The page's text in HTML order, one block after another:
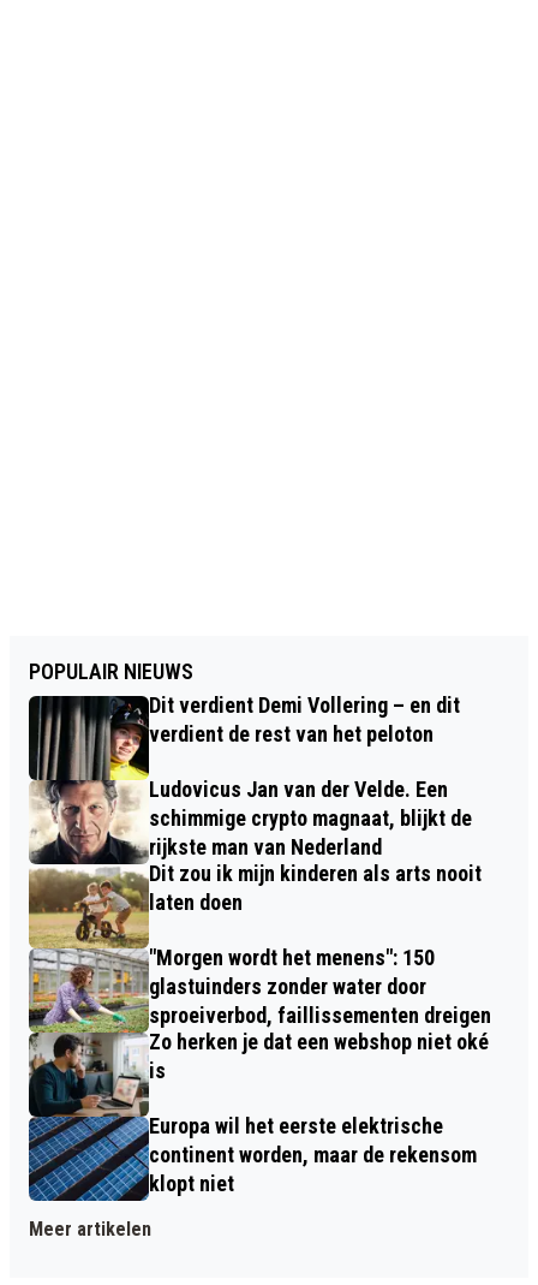
POPULAIR NIEUWS
Dit verdient Demi Vollering – en dit
verdient de rest van het peloton
Ludovicus Jan van der Velde. Een
schimmige crypto magnaat, blijkt de
rijkste man van Nederland
Dit zou ik mijn kinderen als arts nooit
laten doen
"Morgen wordt het menens": 150
glastuinders zonder water door
sproeiverbod, faillissementen dreigen
Zo herken je dat een webshop niet oké
is
Europa wil het eerste elektrische
continent worden, maar de rekensom
klopt niet
Meer artikelen